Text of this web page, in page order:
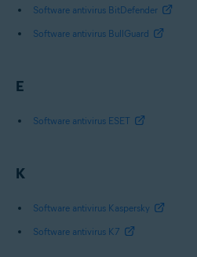
Software antivirus BitDefender
Software antivirus BullGuard
E
Software antivirus ESET
K
Software antivirus Kaspersky
Software antivirus K7